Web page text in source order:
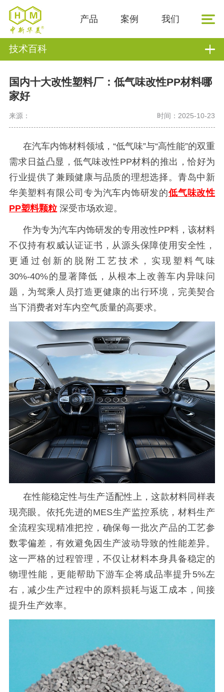
产品 案例 我们
技术百科
国内十大改性塑料厂：低气味改性PP材料哪
家好
来源： 时间：2025-10-23
在汽车内饰材料领域， “低气味”与“高性能”的双重
需求日益凸显，低气味改性PP材料的推出，恰好为
行业提供了兼顾健康与品质的理想选择。 青岛中新
华美塑料有限公司专为汽车内饰研发的低气味改性
PP塑料颗粒 深受市场欢迎。
作为专为汽车内饰研发的专用改性PP料，该材料
不仅持有权威认证证书，从源头保障使用安全性，
更通过创新的脱附工艺技术，实现塑料气味
30%-40%的显著降低，从根本上改善车内异味问
题，为驾乘人员打造更健康的出行环境，完美契合
当下消费者对车内空气质量的高要求。
在性能稳定性与生产适配性上，这款材料同样表
现亮眼。依托先进的MES生产监控系统，材料生产
全流程实现精准把控，确保每一批次产品的工艺参
数零偏差，有效避免因生产波动导致的性能差异。
这一严格的过程管理，不仅让材料本身具备稳定的
物理性能，更能帮助下游车企将成品率提升5%左
右，减少生产过程中的原料损耗与返工成本，间接
提升生产效率。